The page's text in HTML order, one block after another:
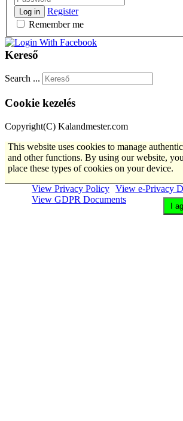
Log in
Register
Remember me
Kereső
Search ...
Cookie kezelés
Copyright(C) Kalandmester.com
This website uses cookies to manage
and other functions. By using our website,
place these types of cookies on your device.
View Privacy Policy View e-Privacy
View GDPR Documents
I